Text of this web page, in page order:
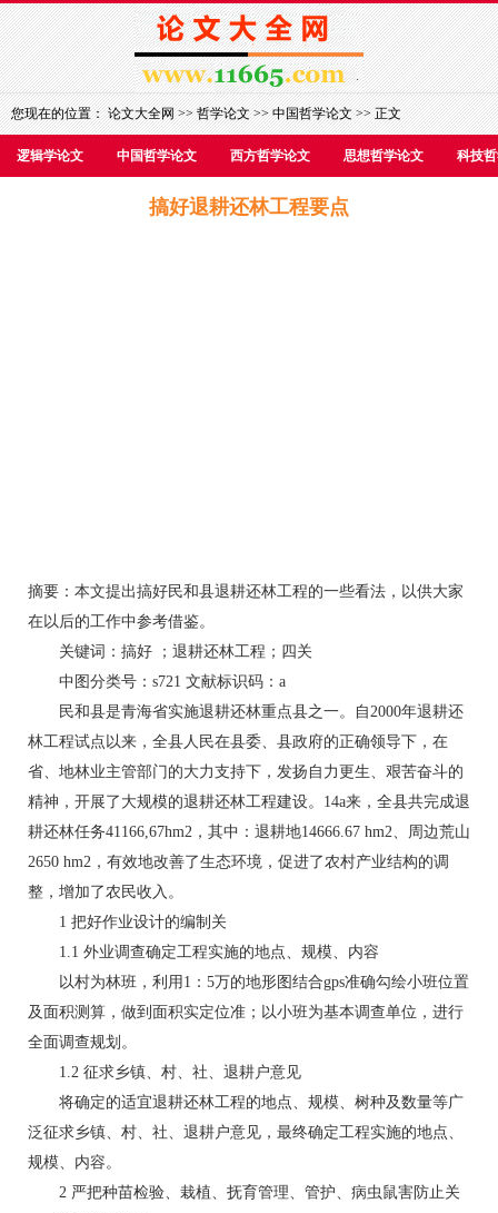
您现在的位置：论文大全网>>哲学论文>>中国哲学论文>> 正文
逻辑学论文 中国哲学论文 西方哲学论文 思想哲学论文 科技
搞好退耕还林工程要点
摘要：本文提出搞好民和县退耕还林工程的一些看法，以供大家
在以后的工作中参考借鉴。
关键词：搞好 ；退耕还林工程；四关
中图分类号：s721 文献标识码：a
民和县是青海省实施退耕还林重点县之一。自2000年退耕还
林工程试点以来，全县人民在县委、县政府的正确领导下，在
省、地林业主管部门的大力支持下，发扬自力更生、艰苦奋斗的
精神，开展了大规模的退耕还林工程建设。14a来，全县共完成退
耕还林任务41166,67hm2，其中：退耕地14666.67 hm2、周边荒山
2650 hm2，有效地改善了生态环境，促进了农村产业结构的调
整，增加了农民收入。
1 把好作业设计的编制关
1.1 外业调查确定工程实施的地点、规模、内容
以村为林班，利用1：5万的地形图结合gps准确勾绘小班位置
及面积测算，做到面积实定位准；以小班为基本调查单位，进行
全面调查规划。
1.2 征求乡镇、村、社、退耕户意见
将确定的适宜退耕还林工程的地点、规模、树种及数量等广
泛征求乡镇、村、社、退耕户意见，最终确定工程实施的地点、
规模、内容。
2 严把种苗检验、栽植、抚育管理、管护、病虫鼠害防止关